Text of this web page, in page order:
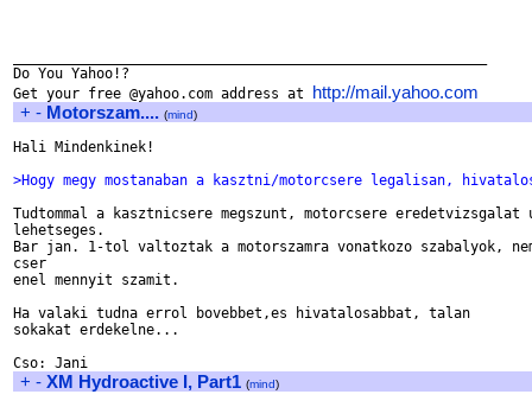
Do You Yahoo!?
Get your free @yahoo.com address at http://mail.yahoo.com
+ - Motorszam.... (mind)
Hali Mindenkinek!
>Hogy megy mostanaban a kasztni/motorcsere legalisan,
Tudtommal a kasztnicsere megszunt, motorcsere eredetvizsgalat
lehetseges.
Bar jan. 1-tol valtoztak a motorszamra vonatkozo szabalyok,
cser
enel mennyit szamit.
Ha valaki tudna errol bovebbet,es hivatalosabbat, talan
sokakat erdekelne...
+ - XM Hydroactive I, Part1 (mind)